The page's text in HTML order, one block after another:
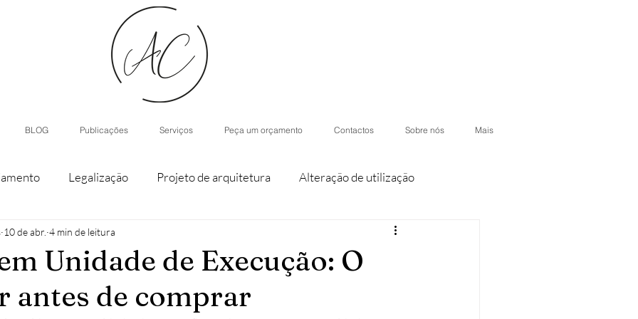
BLOG Publicações Serviços Peça um orçamento Contactos Sobre nós Mais
Legalização Projeto de arquitetura Alteração de utilização
de parcela Condomínios
Casas modulares Inteligência Artificial
Unidade de Execução: O
antes de comprar
10 de abr. 4 min de leitura